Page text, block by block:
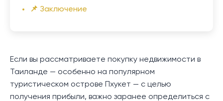
Если вы рассматриваете покупку недвижимости в
Таиланде — особенно на популярном
туристическом острове Пхукет — с целью
получения прибыли, важно заранее определиться с
📌 Заключение